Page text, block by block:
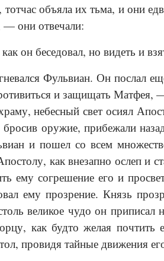
объяла их тьма, и они
они отвечали:
он беседовал, но видеть и
Фульвиан. Он послал
и защищать
небесный свет осиял
бросив оружие, прибежали
и пошел со всем
как внезапно ослеп и
ему согрешение его и
ему прозрение. Князь
великое чудо он
как будто желая
провидя тайные движения